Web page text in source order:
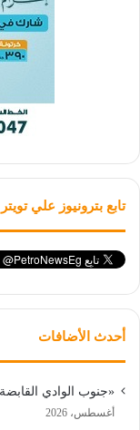
تابع بترونيوز علي تويتر
أحدث الأضافات
«جنوب الوادي
أغسطس، 2026